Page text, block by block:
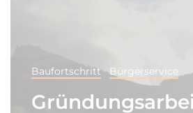
Baufortschritt Bürgerservice